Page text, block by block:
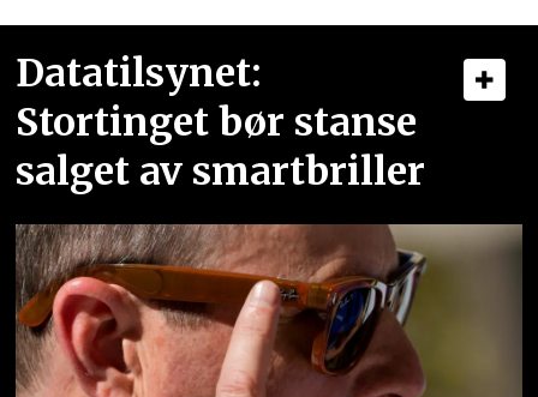
Datatilsynet:
Stortinget bør stanse
salget av smartbriller